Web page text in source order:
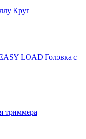
Круг
Головка с
триммера